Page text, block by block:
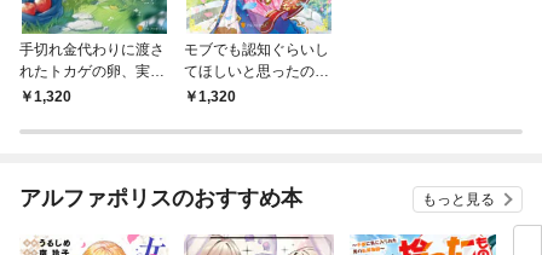
手切れ金代わりに渡さ
れたトカゲの卵、実は
ドラゴンだった件 追
士となる
1,320
モブでも認知ぐらいし
てほしいと思ったのが
そもそもの間違いでし
1,320
アルファポリスのおすすめ本 もっと見る